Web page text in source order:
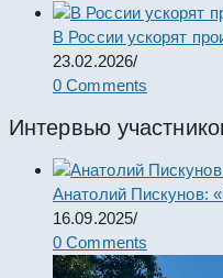
В России ускорят
23.02.2026/
0 Comments
Интервью
Анатолий Пискунов:
16.09.2025/
0 Comments